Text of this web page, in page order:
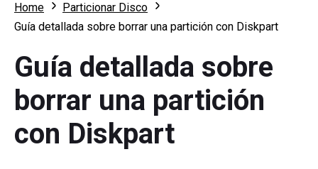
Home
Particionar Disco
Guía detallada sobre borrar una partición con Diskpart
Guía detallada sobre
borrar una partición
con Diskpart